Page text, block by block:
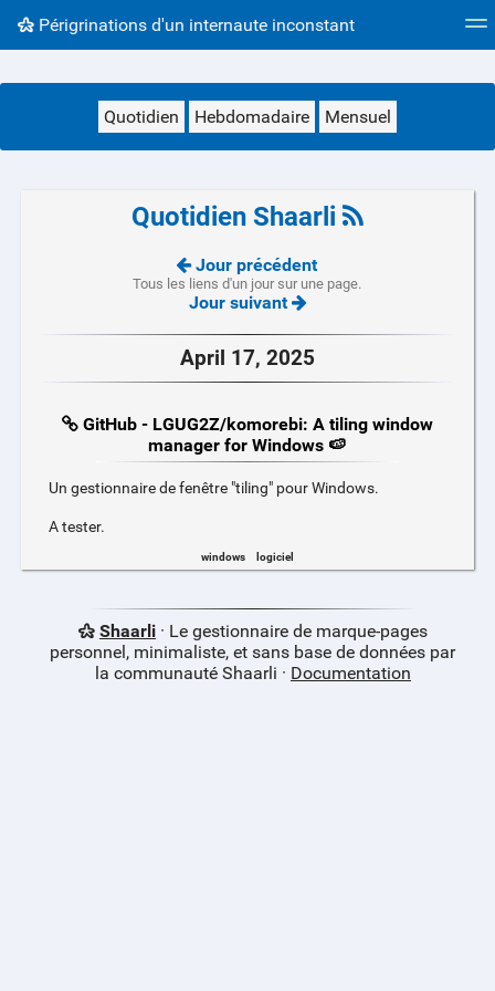
Périgrinations d'un internaute inconstant
Quotidien Hebdomadaire Mensuel
Quotidien Shaarli
Jour précédent
Tous les liens d'un jour sur une page.
Jour suivant
April 17, 2025
GitHub - LGUG2Z/komorebi: A tiling window
manager for Windows 🍉
Un gestionnaire de fenêtre "tiling" pour Windows.
A tester.
windows logiciel
Shaarli· Le gestionnaire de marque-pages
personnel, minimaliste, et sans base de données par
la communauté Shaarli · Documentation